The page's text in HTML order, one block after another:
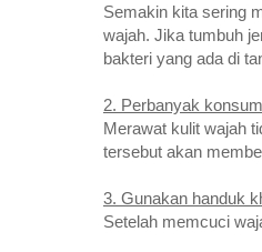
Semakin kita sering
wajah. Jika tumbuh
bakteri yang ada di
2. Perbanyak
Merawat kulit wajah
tersebut akan
3. Gunakan handuk
Setelah memcuci